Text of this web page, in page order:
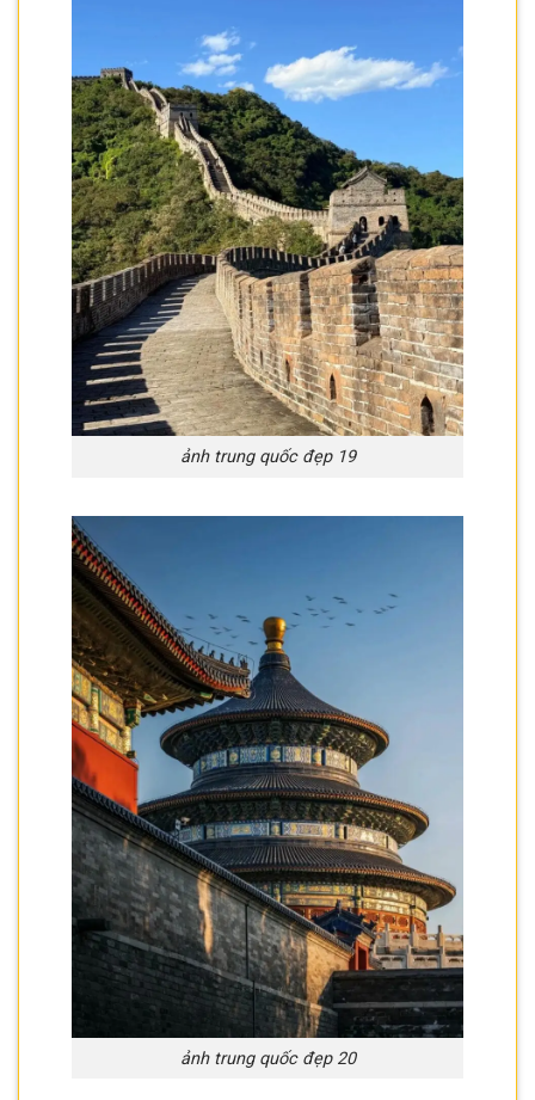
ảnh trung quốc đẹp 19
ảnh trung quốc đẹp 20